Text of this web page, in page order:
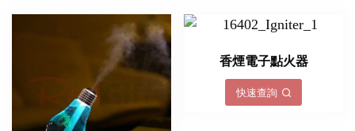
香煙電子點火器
快速查詢